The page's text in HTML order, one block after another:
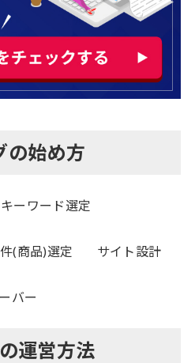
の始め方
キーワード選定
(商品)選定 サイト設計
バー
運営方法